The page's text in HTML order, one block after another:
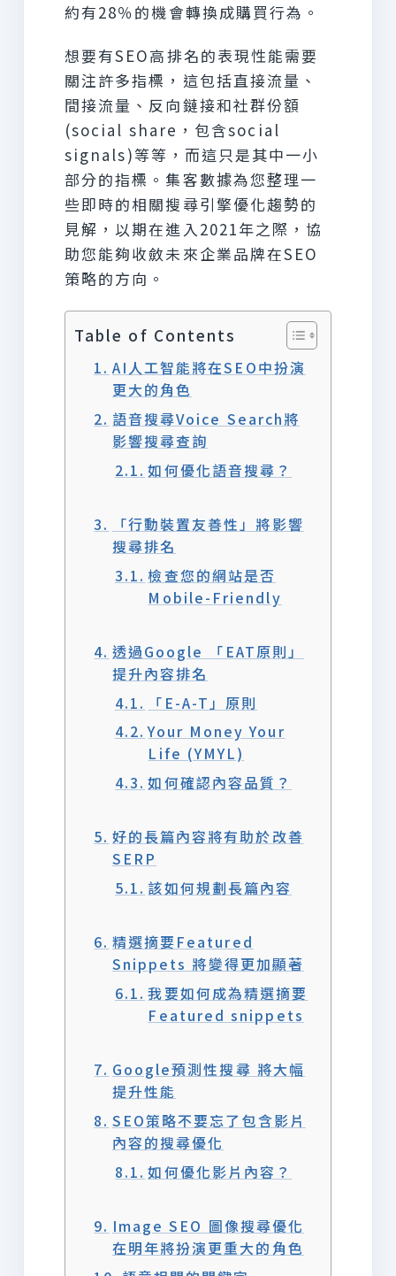
約有28％的機會轉換成購買行為。
想要有SEO高排名的表現性能需要
關注許多指標，這包括直接流量、
間接流量、反向鏈接和社群份額
(social share，包含social
signals)等等，而這只是其中一小
部分的指標。集客數據為您整理一
些即時的相關搜尋引擎優化趨勢的
見解，以期在進入2021年之際，協
助您能夠收斂未來企業品牌在SEO
策略的方向。
Table of Contents
AI人工智能將在SEO中扮演
更大的角色
語音搜尋Voice Search將
影響搜尋查詢
如何優化語音搜尋？
「行動裝置友善性」將影響
搜尋排名
檢查您的網站是否
Mobile-Friendly
透過Google 「EAT原則」
提升內容排名
「E-A-T」原則
Your Money Your
Life (YMYL)
如何確認內容品質？
好的長篇內容將有助於改善
SERP
該如何規劃長篇內容
精選摘要Featured
Snippets 將變得更加顯著
我要如何成為精選摘要
Featured snippets
Google預測性搜尋 將大幅
提升性能
SEO策略不要忘了包含影片
內容的搜尋優化
如何優化影片內容？
Image SEO 圖像搜尋優化
在明年將扮演更重大的角色